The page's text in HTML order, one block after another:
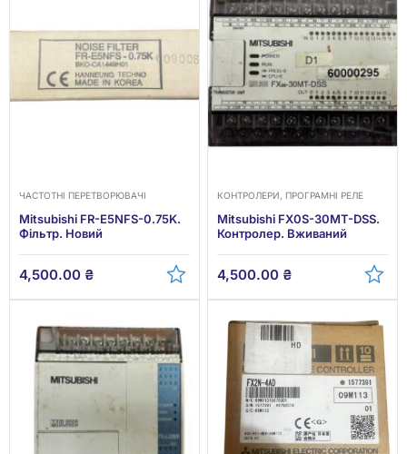
ЧАСТОТНІ ПЕРЕТВОРЮВАЧІ
Mitsubishi FR-E5NFS-0.75K.
Фільтр. Новий
4,500.00 ₴
КОНТРОЛЕРИ, ПРОГРАМНІ РЕЛЕ
Mitsubishi FX0S-30MT-DSS.
Контролер. Вживаний
4,500.00 ₴